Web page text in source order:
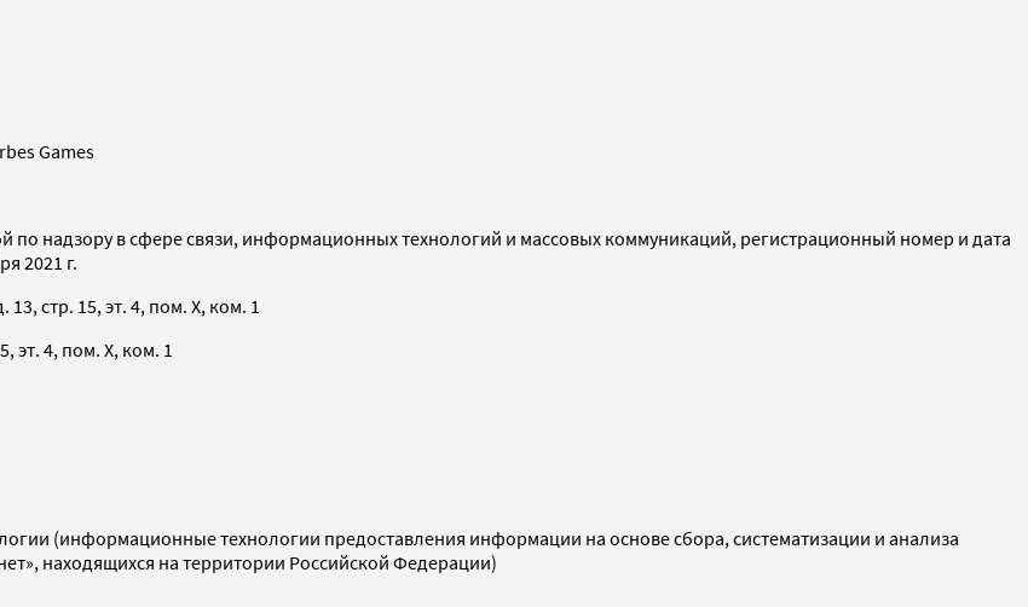
Games
по надзору в сфере связи, информационных технологий и массовых коммуникаций, регистрационный номер и дата
2021 г.
стр. 15, эт. 4, пом. X, ком. 1
эт. 4, пом. X, ком. 1
(информационные технологии предоставления информации на основе сбора, систематизации и анализа
находящихся на территории Российской Федерации)